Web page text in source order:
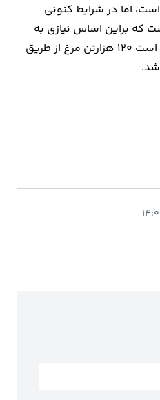
است، اما در شرایط کنونی
که براین اساس نیازی به
تولید قراردادی نیست. گفتنی است ۱۲۰ هزارتن مرغ از طریق
شد.